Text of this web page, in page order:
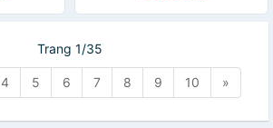
Trang 1/35
4 5 6 7 8 9 10 »